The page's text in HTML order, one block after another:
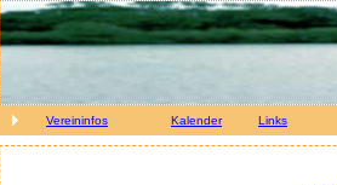
Vereininfos Kalender Links